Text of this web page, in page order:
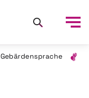
Gebärdensprache